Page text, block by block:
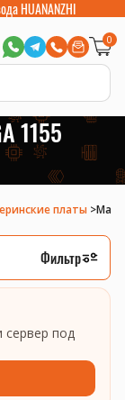
HUANANZHI
0
1155
платы >
Фильтр
сервер под